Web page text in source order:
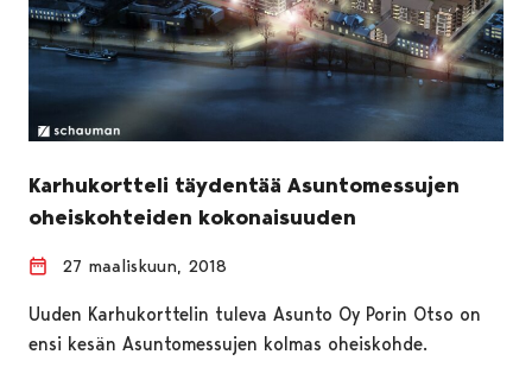
Karhukortteli täydentää Asuntomessujen
oheiskohteiden kokonaisuuden
27 maaliskuun, 2018
Uuden Karhukorttelin tuleva Asunto Oy Porin Otso on
ensi kesän Asuntomessujen kolmas oheiskohde.